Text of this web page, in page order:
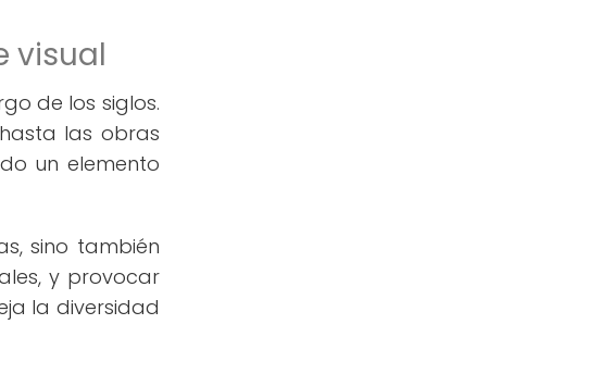
visual
de los siglos.
las obras
un elemento
sino también
y provocar
la diversidad